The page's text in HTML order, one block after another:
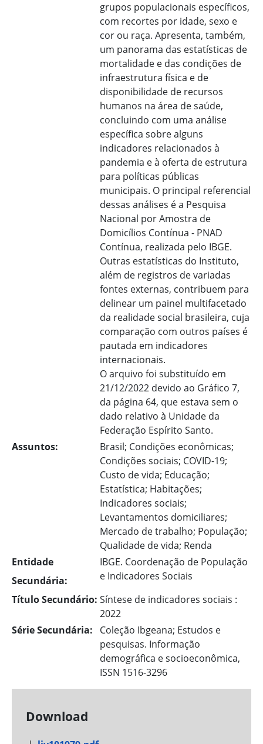
grupos populacionais específicos,
com recortes por idade, sexo e
cor ou raça. Apresenta, também,
um panorama das estatísticas de
mortalidade e das condições de
infraestrutura física e de
disponibilidade de recursos
humanos na área de saúde,
concluindo com uma análise
específica sobre alguns
indicadores relacionados à
pandemia e à oferta de estrutura
para políticas públicas
municipais. O principal referencial
dessas análises é a Pesquisa
Nacional por Amostra de
Domicílios Contínua - PNAD
Contínua, realizada pelo IBGE.
Outras estatísticas do Instituto,
além de registros de variadas
fontes externas, contribuem para
delinear um painel multifacetado
da realidade social brasileira, cuja
comparação com outros países é
pautada em indicadores
internacionais.
O arquivo foi substituído em
21/12/2022 devido ao Gráfico 7,
da página 64, que estava sem o
dado relativo à Unidade da
Federação Espírito Santo.
Assuntos:
Brasil; Condições econômicas;
Condições sociais; COVID-19;
Custo de vida; Educação;
Estatística; Habitações;
Indicadores sociais;
Levantamentos domiciliares;
Mercado de trabalho; População;
Qualidade de vida; Renda
Entidade
Secundária:
IBGE. Coordenação de População
e Indicadores Sociais
Título Secundário: Síntese de indicadores sociais :
2022
Série Secundária:
Coleção Ibgeana; Estudos e
pesquisas. Informação
demográfica e socioeconômica,
ISSN 1516-3296
Download